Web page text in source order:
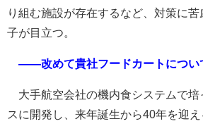
り組む施設が存在するなど、対策に
子が目立つ。
――改めて貴社フードカートについ
大手航空会社の機内食システムで培
スに開発し、来年誕生から40年を迎え